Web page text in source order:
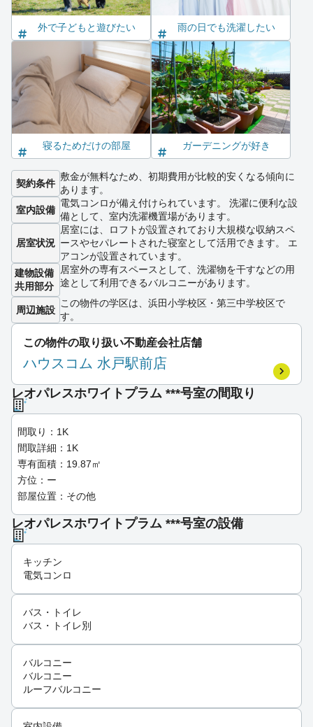
外で子どもと遊びたい 雨の日でも洗濯したい
寝るためだけの部屋 ガーデニングが好き
契約条件
敷金が無料なため、初期費用が比較的安くなる傾向に
あります。
室内設備
電気コンロが備え付けられています。 洗濯に便利な設
備として、室内洗濯機置場があります。
居室状況
居室には、ロフトが設置されており大規模な収納スペ
ースやセパレートされた寝室として活用できます。 エ
アコンが設置されています。
建物設備
共用部分
居室外の専有スペースとして、洗濯物を干すなどの用
途として利用できるバルコニーがあります。
周辺施設
この物件の学区は、浜田小学校区・第三中学校区で
す。
この物件の取り扱い不動産会社店舗
ハウスコム 水戸駅前店
レオパレスホワイトプラム ***号室の間取り
間取り：1K
間取詳細：1K
専有面積：19.87㎡
方位：ー
部屋位置：その他
レオパレスホワイトプラム ***号室の設備
キッチン
電気コンロ
バス・トイレ
バス・トイレ別
バルコニー
バルコニー
ルーフバルコニー